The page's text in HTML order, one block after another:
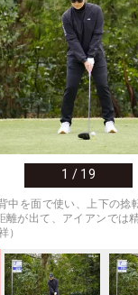
1 / 19
中を面で使い、上下の捻
離が出て、アイアンでは
）